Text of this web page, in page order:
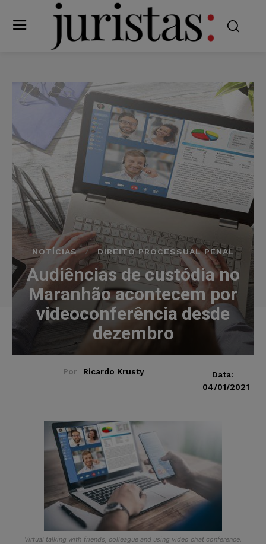
NOTÍCIAS DIREITO PROCESSUAL PENAL
Audiências de custódia no
Maranhão acontecem por
videoconferência desde
dezembro
Por Ricardo Krusty
Data:
04/01/2021
Virtual talking with friends, colleague and using video chat conference.